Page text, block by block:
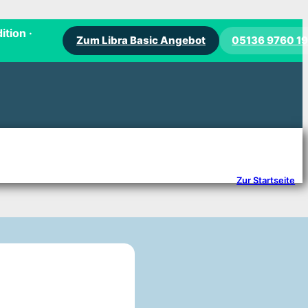
·
Zum Libra Basic Angebot 05136 9760
Zur Startseite